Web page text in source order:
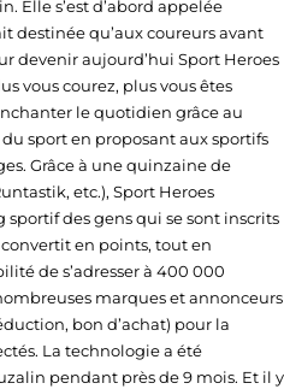
Elle s’est d’abord appelée
destinée qu’aux coureurs avant
devenir aujourd’hui Sport Heroes
vous courez, plus vous êtes
le quotidien grâce au
sport en proposant aux sportifs
Grâce à une quinzaine de
etc.), Sport Heroes
des gens qui se sont inscrits
en points, tout en
de s’adresser à 400 000
marques et annonceurs
bon d’achat) pour la
La technologie a été
pendant près de 9 mois. Et il y